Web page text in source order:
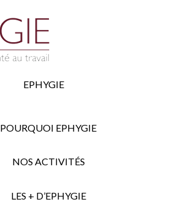
EPHYGIE
POURQUOI EPHYGIE
NOS ACTIVITÉS
LES + D’EPHYGIE